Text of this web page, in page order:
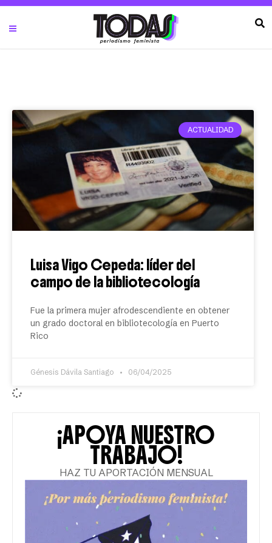
ACTUALIDAD
Luisa Vigo Cepeda: líder del
campo de la bibliotecología
Fue la primera mujer afrodescendiente en obtener
un grado doctoral en bibliotecología en Puerto
Rico
Génesis Dávila Santiago 06/04/2025
¡APOYA NUESTRO
TRABAJO!
HAZ TU APORTACIÓN MENSUAL